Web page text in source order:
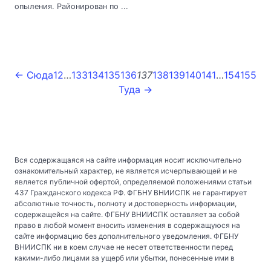
опыления. Районирован по ...
← Сюда12…133134135136137138139140141…154155
Туда →
Вся содержащаяся на сайте информация носит исключительно
ознакомительный характер, не является исчерпывающей и не
является публичной офертой, определяемой положениями статьи
437 Гражданского кодекса РФ. ФГБНУ ВНИИСПК не гарантирует
абсолютные точность, полноту и достоверность информации,
содержащейся на сайте. ФГБНУ ВНИИСПК оставляет за собой
право в любой момент вносить изменения в содержащуюся на
сайте информацию без дополнительного уведомления. ФГБНУ
ВНИИСПК ни в коем случае не несет ответственности перед
какими-либо лицами за ущерб или убытки, понесенные ими в